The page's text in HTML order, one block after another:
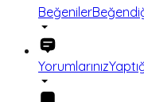
Beğeniler
Yorumlarınız